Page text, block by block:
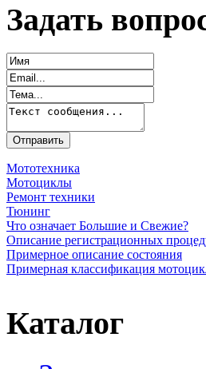
Задать
Мототехника
Мотоциклы
Ремонт техники
Тюнинг
Что означает Большие и Свежие?
Описание регистрационных
Примерное описание состояния
Примерная классификация
Каталог